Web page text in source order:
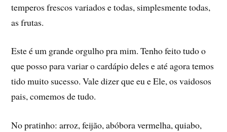
temperos frescos variados e todas, simplesmente todas,
as frutas.
Este é um grande orgulho pra mim. Tenho feito tudo o
que posso para variar o cardápio deles e até agora temos
tido muito sucesso. Vale dizer que eu e Ele, os vaidosos
pais, comemos de tudo.
No pratinho: arroz, feijão, abóbora vermelha, quiabo,